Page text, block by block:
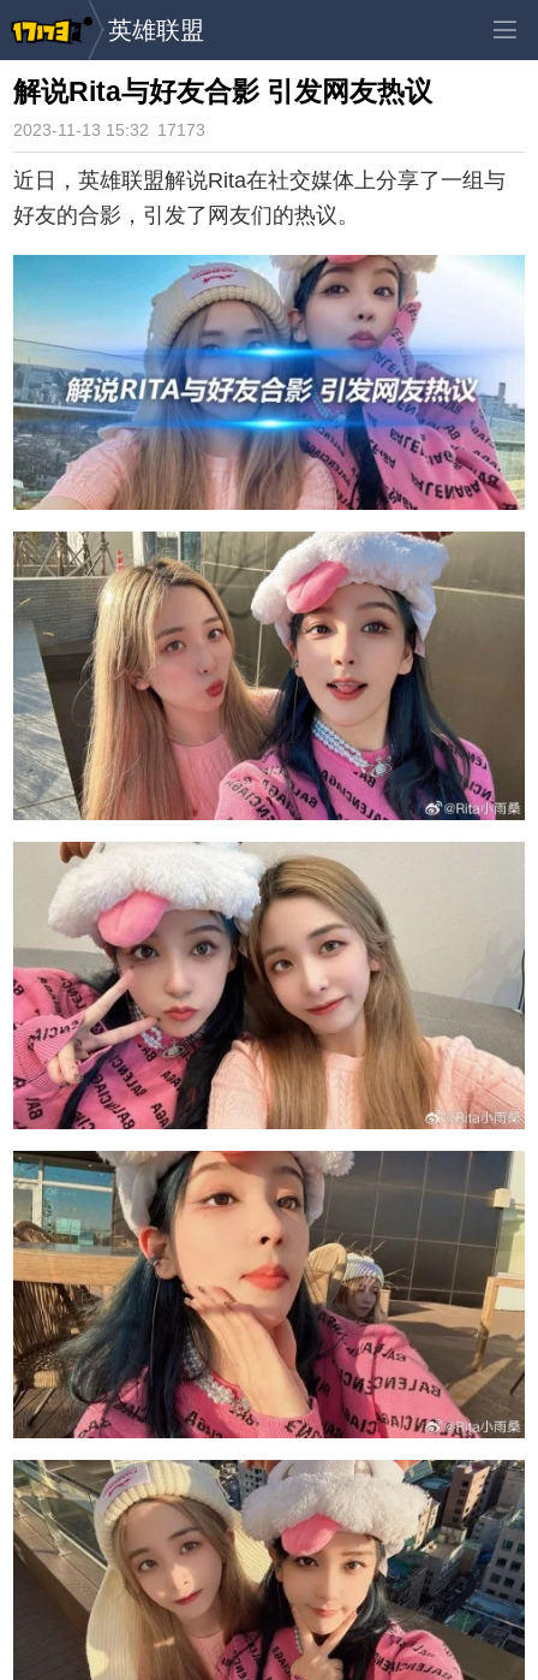
英雄联盟
解说Rita与好友合影 引发网友热议
2023-11-13 15:32 17173
近日，英雄联盟解说Rita在社交媒体上分享了一组与
好友的合影，引发了网友们的热议。